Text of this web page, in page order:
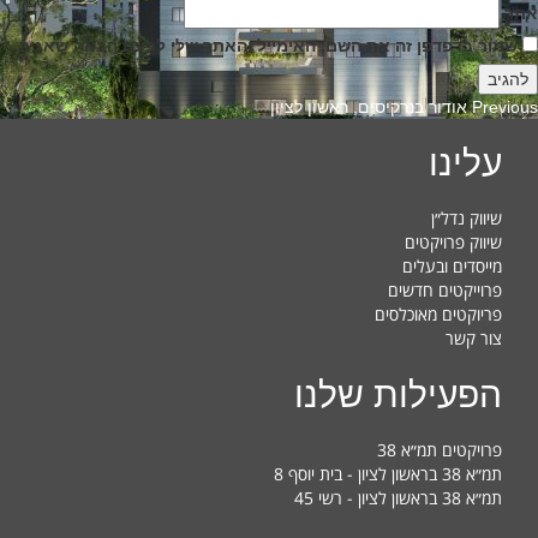
אתר
שמור בדפדפן זה את השם, האימייל והאתר שלי לפעם הבאה שאגיב.
Previous
Previous
אודור בנרקיסים, ראשון לציון
עלינו
שיווק נדל״ן
שיווק פרויקטים
מייסדים ובעלים
פרוייקטים חדשים
פריוקטים מאוכלסים
צור קשר
הפעילות שלנו
פרויקטים תמ״א 38
תמ״א 38 בראשון לציון - בית יוסף 8
תמ״א 38 בראשון לציון - רשי 45